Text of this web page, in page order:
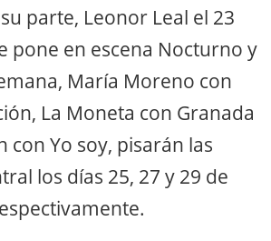
parte, Leonor Leal el 23
pone en escena Nocturno y
María Moreno con
La Moneta con Granada
con Yo soy, pisarán las
los días 25, 27 y 29 de